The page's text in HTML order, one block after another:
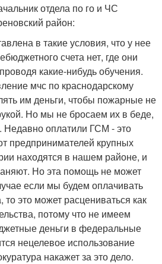
отдела по го и ЧС
район:
в такие условия, что у нее
счета нет, где они
какие-нибудь обучения.
мчс по краснодарскому
им деньги, чтобы пожарные не
Но мы не бросаем их в беде,
оплатили ГСМ - это
предпринимателей крупных
находятся в нашем районе, и
Но эта помощь не может
если мы будем оплачивать
то это может расцениваться как
потому что не имеем
деньги в федеральные
нецелевое использование
накажет за это дело.